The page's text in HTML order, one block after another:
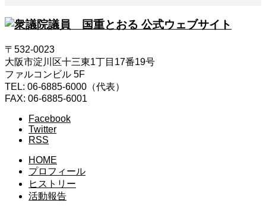
〒532-0023
大阪市淀川区十三東1丁目17番19号
ファルコンビル 5F
TEL: 06-6885-6000（代表）
FAX: 06-6885-6001
Facebook
Twitter
RSS
HOME
プロフィール
ヒストリー
活動報告